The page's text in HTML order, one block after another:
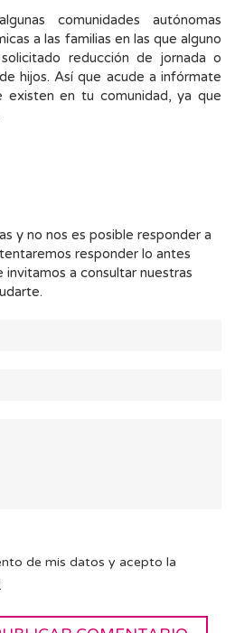
comunidades autónomas
a las familias en las que alguno
reducción de jornada o
hijos. Así que acude a infórmate
existen en tu comunidad, ya que
y no nos es posible responder a
responder lo antes
a consultar nuestras
de mis datos y acepto la